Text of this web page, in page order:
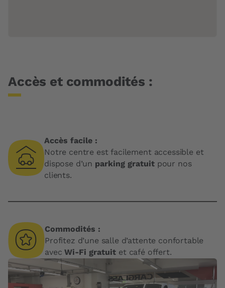
Accès et commodités :
Accès facile :
Notre centre est facilement accessible et
dispose d’un parking gratuitpour nos
clients.
Commodités :
Profitez d’une salle d’attente confortable
avecWi-Fi gratuit et café offert.